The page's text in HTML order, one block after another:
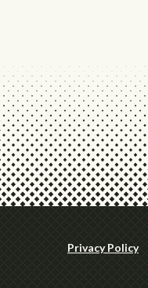
Privacy Policy